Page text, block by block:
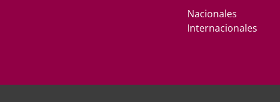
Nacionales
Internacionales